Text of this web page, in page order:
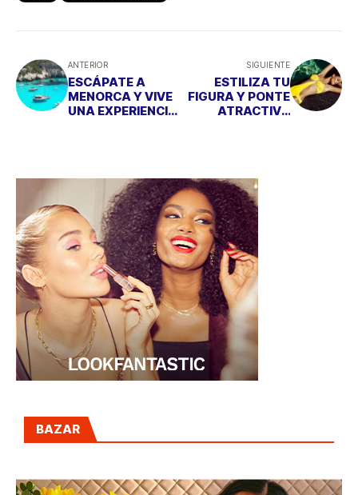
ANTERIOR
ESCÁPATE A
MENORCA Y VIVE
UNA EXPERIENCIA
SIGUIENTE
ESTILIZA TU
FIGURA Y PONTE
ATRACTIVA
BAZAR